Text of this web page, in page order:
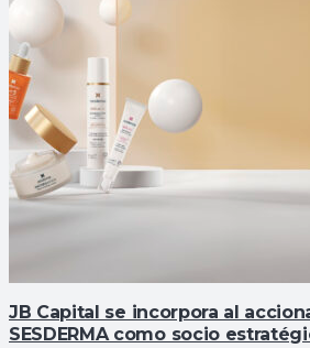
JB Capital se incorpora al
SESDERMA como socio